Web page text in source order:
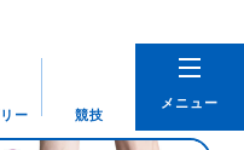
ー 競技
メニュー